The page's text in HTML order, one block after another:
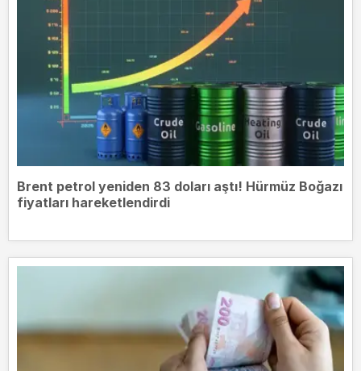
Brent petrol yeniden 83 doları aştı! Hürmüz Boğazı
fiyatları hareketlendirdi